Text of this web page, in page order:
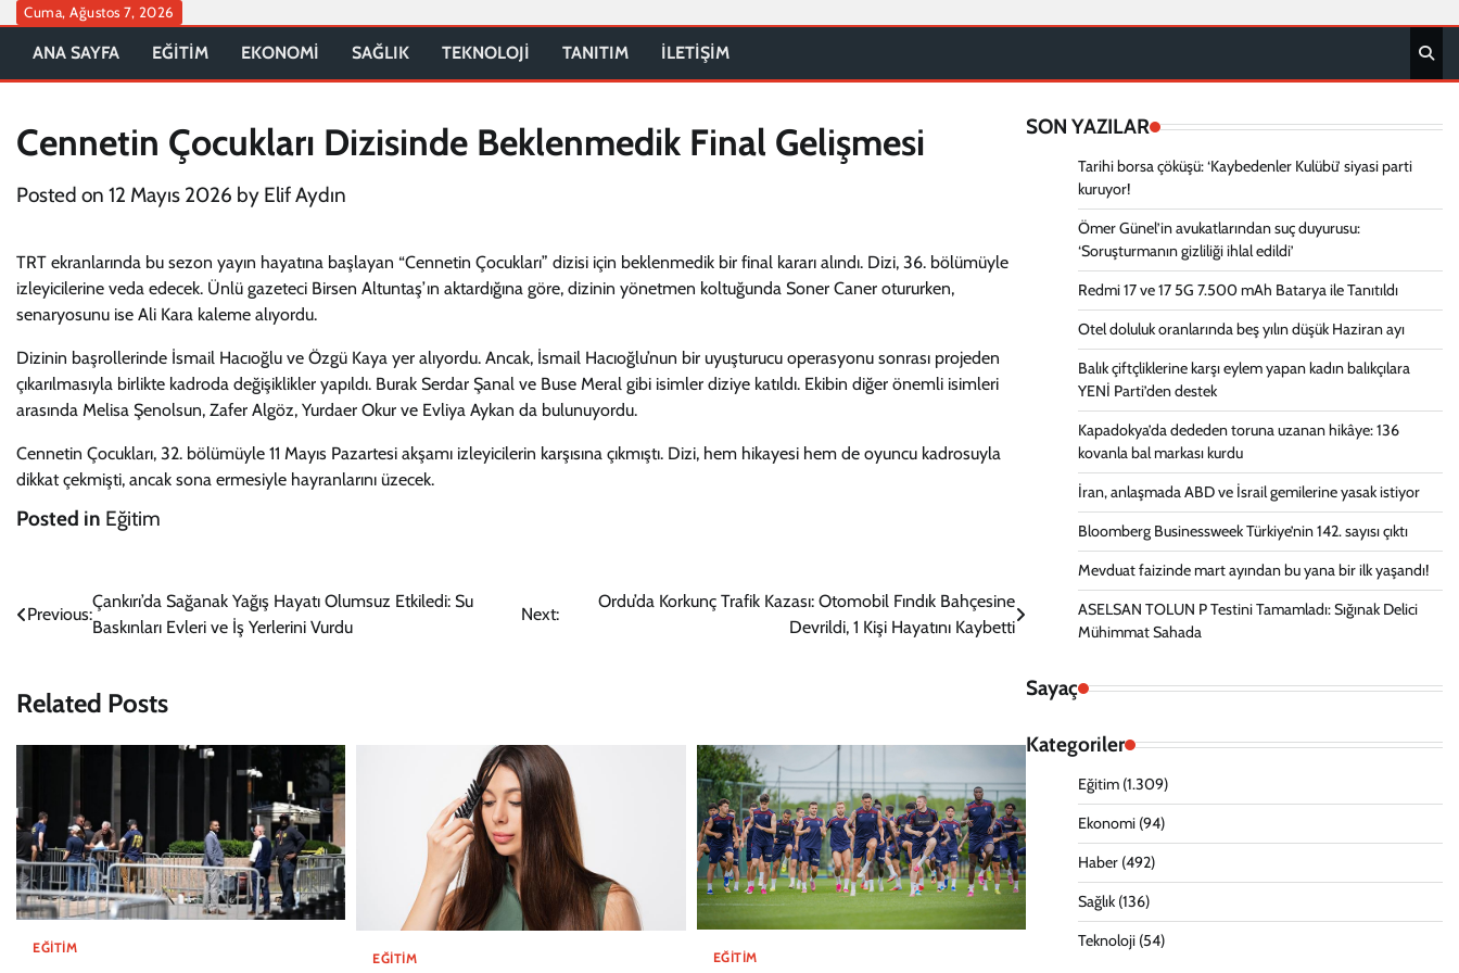
Skip
content
Cuma, Ağustos 7, 2026
ANA SAYFA EĞİTİM EKONOMİ SAĞLIK TEKNOLOJİ TANITIM İLETİŞİM
Cennetin Çocukları Dizisinde Beklenmedik Final Gelişmesi
Posted on 12 Mayıs 2026 by Elif Aydın
TRT ekranlarında bu sezon yayın hayatına başlayan “Cennetin Çocukları” dizisi için beklenmedik bir final kararı alındı. Dizi, 36. bölümüyle
izleyicilerine veda edecek. Ünlü gazeteci Birsen Altuntaş’ın aktardığına göre, dizinin yönetmen koltuğunda Soner Caner otururken,
senaryosunu ise Ali Kara kaleme alıyordu.
Dizinin başrollerinde İsmail Hacıoğlu ve Özgü Kaya yer alıyordu. Ancak, İsmail Hacıoğlu’nun bir uyuşturucu operasyonu sonrası projeden
çıkarılmasıyla birlikte kadroda değişiklikler yapıldı. Burak Serdar Şanal ve Buse Meral gibi isimler diziye katıldı. Ekibin diğer önemli isimleri
arasında Melisa Şenolsun, Zafer Algöz, Yurdaer Okur ve Evliya Aykan da bulunuyordu.
Cennetin Çocukları, 32. bölümüyle 11 Mayıs Pazartesi akşamı izleyicilerin karşısına çıkmıştı. Dizi, hem hikayesi hem de oyuncu kadrosuyla
dikkat çekmişti, ancak sona ermesiyle hayranlarını üzecek.
Posted in Eğitim
Yazı
Previous:
Çankırı’da Sağanak Yağış Hayatı Olumsuz Etkiledi: Su
Baskınları Evleri ve İş Yerlerini Vurdu
Next:
Ordu’da Korkunç Trafik Kazası: Otomobil Fındık Bahçesine
Devrildi, 1 Kişi Hayatını Kaybetti
Related Posts
EĞITIM
EĞITIM EĞITIM
SON YAZILAR
Tarihi borsa çöküşü: ‘Kaybedenler Kulübü’ siyasi parti
kuruyor!
Ömer Günel’in avukatlarından suç duyurusu:
‘Soruşturmanın gizliliği ihlal edildi’
Redmi 17 ve 17 5G 7.500 mAh Batarya ile Tanıtıldı
Otel doluluk oranlarında beş yılın düşük Haziran ayı
Balık çiftçliklerine karşı eylem yapan kadın balıkçılara
YENİ Parti’den destek
Kapadokya’da dededen toruna uzanan hikâye: 136
kovanla bal markası kurdu
İran, anlaşmada ABD ve İsrail gemilerine yasak istiyor
Bloomberg Businessweek Türkiye’nin 142. sayısı çıktı
Mevduat faizinde mart ayından bu yana bir ilk yaşandı!
ASELSAN TOLUN P Testini Tamamladı: Sığınak Delici
Mühimmat Sahada
Sayaç
Kategoriler
Eğitim(1.309)
Ekonomi(94)
Haber(492)
Sağlık(136)
Teknoloji(54)